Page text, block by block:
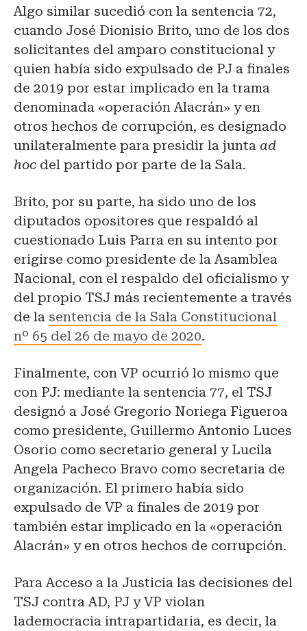
Algo similar sucedió con la sentencia 72,
cuando José Dionisio Brito, uno de los dos
solicitantes del amparo constitucional y
quien había sido expulsado de PJ a finales
de 2019 por estar implicado en la trama
denominada «operación Alacrán» y en
otros hechos de corrupción, es designado
unilateralmente para presidir la junta ad
hoc del partido por parte de la Sala.
Brito, por su parte, ha sido uno de los
diputados opositores que respaldó al
cuestionado Luis Parra en su intento por
erigirse como presidente de la Asamblea
Nacional, con el respaldo del oficialismo y
del propio TSJ más recientemente a través
de la sentencia de la Sala Constitucional
nº 65 del 26 de mayo de 2020.
Finalmente, con VP ocurrió lo mismo que
con PJ: mediante la sentencia 77, el TSJ
designó a José Gregorio Noriega Figueroa
como presidente, Guillermo Antonio Luces
Osorio como secretario general y Lucila
Angela Pacheco Bravo como secretaria de
organización. El primero había sido
expulsado de VP a finales de 2019 por
también estar implicado en la «operación
Alacrán» y en otros hechos de corrupción.
Para Acceso a la Justicia las decisiones del
TSJ contra AD, PJ y VP violan
lademocracia intrapartidaria, es decir, la